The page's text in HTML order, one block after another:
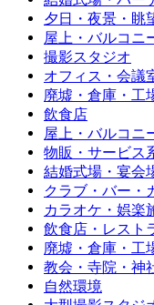
夕日・夜景・眺
屋上・バルコニ
撮影スタジオ
オフィス・会議
廃墟・倉庫・工
飲食店
屋上・バルコニ
物販・サービス
結婚式場・宴会
クラブ・バー・
カラオケ・娯楽
飲食店・レスト
廃墟・倉庫・工
教会・寺院・神
自然環境